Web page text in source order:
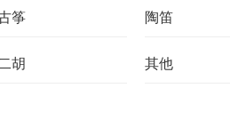
筝 陶笛
二胡 其他